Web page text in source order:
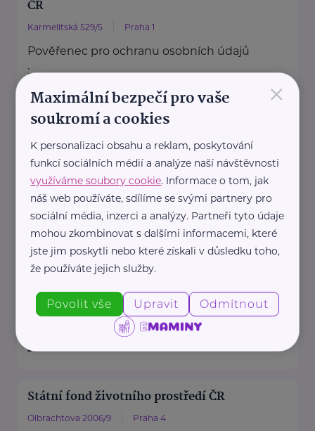
ČR
Karmelitská 529/5 Praha 1
Pověřenec pro ochranu osobních údajů
:
Mgr. Šárka Jílková,
+420 234 811 105, gdpr@msmt.cz
oznamovatelů
: Mgr. ...
https://www.msmt.cz/
+420 234 811 111
posta@msmt.cz
Loretánské náměstí 5 Praha 1 – Hradčany
https://www.mzv.cz/
Státní fond životního prostředí ČR
Olbrachtova 2006/9 Praha 4
×
Maximální bezpečí pro vaše
soukromí a cookies
K personalizaci obsahu a reklam, poskytování
funkcí sociálních médií a analýze naší návštěvnosti
využíváme soubory cookie. Informace o tom, jak
náš web používáte, sdílíme se svými partnery pro
sociální média, inzerci a analýzy. Partneři tyto údaje
mohou zkombinovat s dalšími informacemi, které
jste jim poskytli nebo které získali v důsledku toho,
že používáte jejich služby.
Povolit vše Upravit Odmítnout